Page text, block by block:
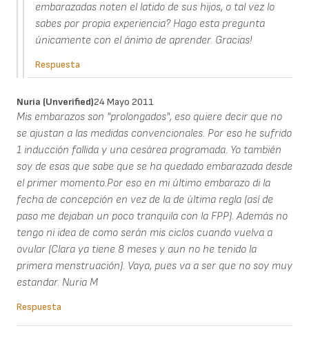
embarazadas noten el latido de sus hijos, o tal vez lo
sabes por propia experiencia? Hago esta pregunta
únicamente con el ánimo de aprender. Gracias!
Respuesta
Nuria (unverified)24 Mayo 2011
Mis embarazos son "prolongados", eso quiere decir que no
se ajustan a las medidas convencionales. Por eso he sufrido
1 inducción fallida y una cesárea programada. Yo también
soy de esas que sabe que se ha quedado embarazada desde
el primer momento.Por eso en mi último embarazo di la
fecha de concepción en vez de la de última regla (así de
paso me dejaban un poco tranquila con la FPP). Además no
tengo ni idea de como serán mis ciclos cuando vuelva a
ovular (Clara ya tiene 8 meses y aun no he tenido la
primera menstruación). Vaya, pues va a ser que no soy muy
estandar. Nuria M
Respuesta